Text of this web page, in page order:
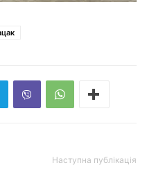
Наступна публікація